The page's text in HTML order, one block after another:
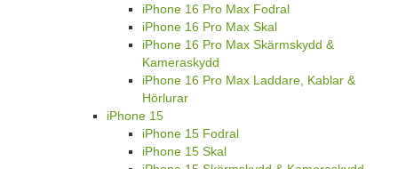
iPhone 16 Pro Max Fodral
iPhone 16 Pro Max Skal
iPhone 16 Pro Max Skärmskydd &
Kameraskydd
iPhone 16 Pro Max Laddare, Kablar &
Hörlurar
iPhone 15
iPhone 15 Fodral
iPhone 15 Skal